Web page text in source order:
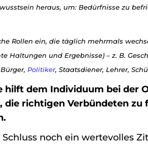
heraus, um: Bedürfnisse zu
Rollen ein, die täglich mehrmals
Haltungen und Ergebnisse) – z. B.
Politiker, Staatsdiener, Lehrer,
hilft dem Individuum bei der
die richtigen Verbündeten zu
noch ein wertevolles